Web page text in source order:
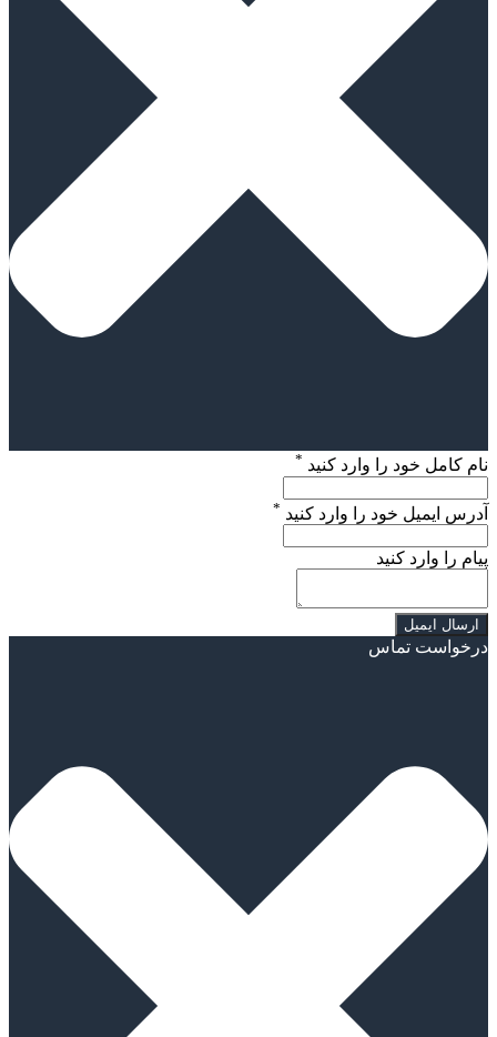
نام کامل خود را وارد کنید *
آدرس ایمیل خود را وارد کنید *
پیام را وارد کنید
درخواست تماس